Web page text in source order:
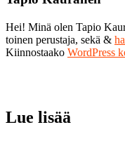
Hei! Minä olen Tapio
toinen perustaja, sekä &
Kiinnostaako WordPress
Lue lisää